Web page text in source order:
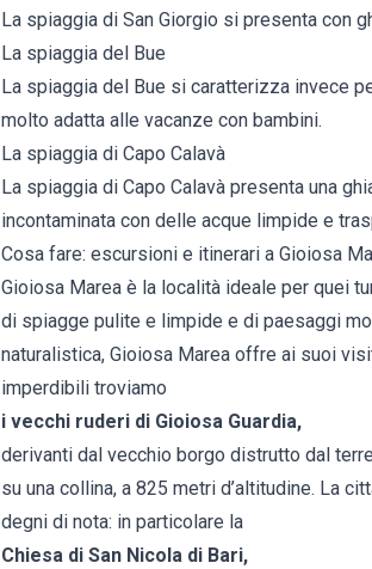
La spiaggia di San Giorgio si presenta con
La spiaggia del Bue
La spiaggia del Bue si caratterizza invece
molto adatta alle vacanze con bambini.
La spiaggia di Capo Calavà
La spiaggia di Capo Calavà presenta una
incontaminata con delle acque limpide e
Cosa fare: escursioni e itinerari a Gioiosa
Gioiosa Marea è la località ideale per quei
di spiagge pulite e limpide e di paesaggi
naturalistica, Gioiosa Marea offre ai suoi
imperdibili troviamo
i vecchi ruderi di Gioiosa Guardia,
derivanti dal vecchio borgo distrutto dal
su una collina, a 825 metri d’altitudine. La
degni di nota: in particolare la
Chiesa di San Nicola di Bari,